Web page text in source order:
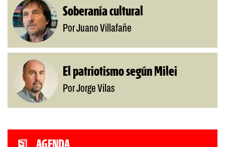
Soberanía cultural
Por Juano Villafañe
El patriotismo según Milei
Por Jorge Vilas